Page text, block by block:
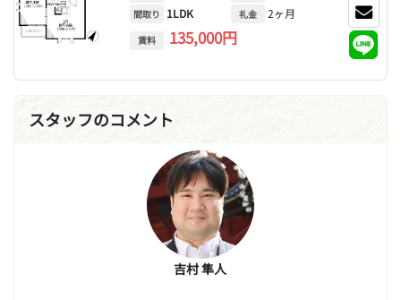
間取り 1LDK
賃料 135,000円
礼金 2ヶ月
スタッフのコメント
吉村 隼人